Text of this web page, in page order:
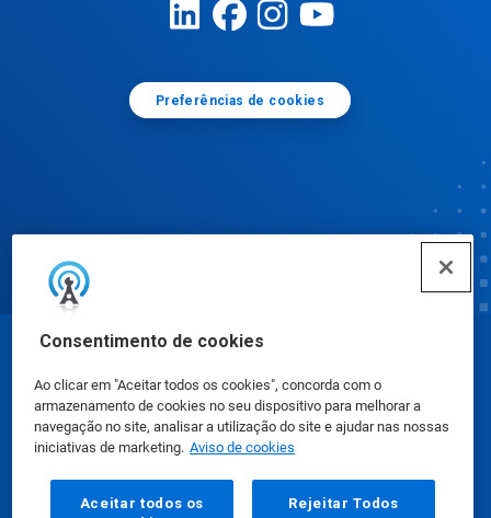
Consentimento de cookies
Ao clicar em "Aceitar todos os cookies", concorda com o
armazenamento de cookies no seu dispositivo para melhorar a
navegação no site, analisar a utilização do site e ajudar nas nossas
iniciativas de marketing. Aviso de cookies
Aceitar todos os
Rejeitar Todos
Preferências de cookies
Fichas de Informação de Segurança de Produtos
Químicos|Política de Privacidade